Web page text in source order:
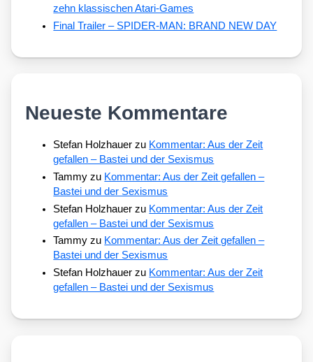
zehn klassischen Atari-Games
Final Trailer – SPIDER-MAN: BRAND NEW DAY
Neueste Kommentare
Stefan Holzhauer zu Kommentar: Aus der Zeit
gefallen – Bastei und der Sexismus
Tammy zu Kommentar: Aus der Zeit gefallen –
Bastei und der Sexismus
Stefan Holzhauer zu Kommentar: Aus der Zeit
gefallen – Bastei und der Sexismus
Tammy zu Kommentar: Aus der Zeit gefallen –
Bastei und der Sexismus
Stefan Holzhauer zu Kommentar: Aus der Zeit
gefallen – Bastei und der Sexismus